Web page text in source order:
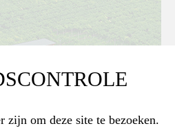
zijn om deze site te bezoeken.